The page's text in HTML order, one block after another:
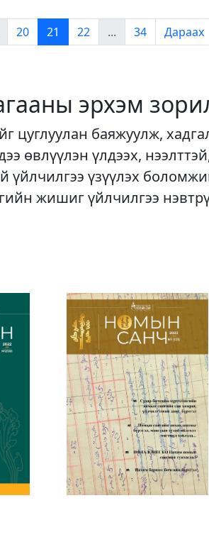
20 21 22 ... 34 Дараах
эрхэм
цуглуулан баяжуулж,
өвлүүлэн үлдээх,
үйлчилгээ үзүүлэх
жишиг үйлчилгээ